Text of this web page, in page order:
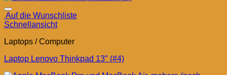
Auf die Wunschliste
Schnellansicht
Laptops / Computer
Laptop Lenovo Thinkpad 13″ (#4)